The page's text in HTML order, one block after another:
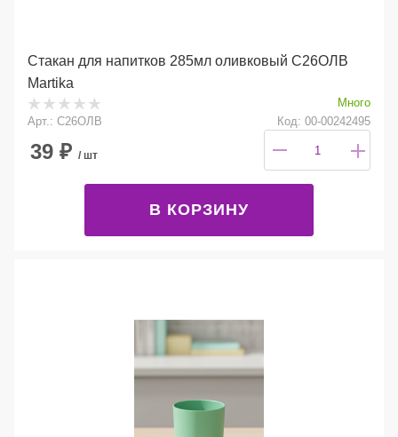
Стакан для напитков 285мл оливковый С26ОЛВ
Martika
Много
Арт.: С26ОЛВ
Код: 00-00242495
39 ₽ / шт
В КОРЗИНУ